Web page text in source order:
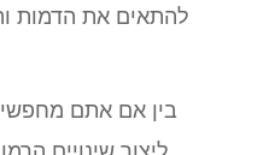
להתאים את הדמות
בין אם אתם